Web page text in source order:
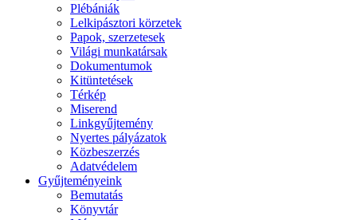
Plébániák
Lelkipásztori körzetek
Papok, szerzetesek
Világi munkatársak
Dokumentumok
Kitüntetések
Térkép
Miserend
Linkgyűjtemény
Nyertes pályázatok
Közbeszerzés
Adatvédelem
Gyűjteményeink
Bemutatás
Könyvtár